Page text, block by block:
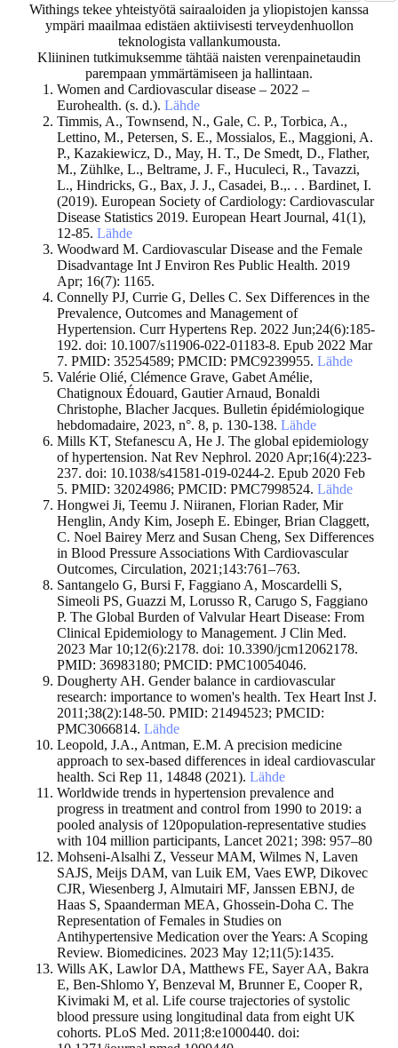
Withings tekee yhteistyötä sairaaloiden ja yliopistojen kanssa
ympäri maailmaa edistäen aktiivisesti terveydenhuollon
teknologista vallankumousta.
Kliininen tutkimuksemme tähtää naisten verenpainetaudin
parempaan ymmärtämiseen ja hallintaan.
Women and Cardiovascular disease – 2022 –
Eurohealth. (s. d.). Lähde
Timmis, A., Townsend, N., Gale, C. P., Torbica, A.,
Lettino, M., Petersen, S. E., Mossialos, E., Maggioni, A.
P., Kazakiewicz, D., May, H. T., De Smedt, D., Flather,
M., Zühlke, L., Beltrame, J. F., Huculeci, R., Tavazzi,
L., Hindricks, G., Bax, J. J., Casadei, B.,. . . Bardinet, I.
(2019). European Society of Cardiology: Cardiovascular
Disease Statistics 2019. European Heart Journal, 41(1),
12‑85. Lähde
Woodward M. Cardiovascular Disease and the Female
Disadvantage Int J Environ Res Public Health. 2019
Apr; 16(7): 1165.
Connelly PJ, Currie G, Delles C. Sex Differences in the
Prevalence, Outcomes and Management of
Hypertension. Curr Hypertens Rep. 2022 Jun;24(6):185-
192. doi: 10.1007/s11906-022-01183-8. Epub 2022 Mar
7. PMID: 35254589; PMCID: PMC9239955. Lähde
Valérie Olié, Clémence Grave, Gabet Amélie,
Chatignoux Édouard, Gautier Arnaud, Bonaldi
Christophe, Blacher Jacques. Bulletin épidémiologique
hebdomadaire, 2023, n°. 8, p. 130-138. Lähde
Mills KT, Stefanescu A, He J. The global epidemiology
of hypertension. Nat Rev Nephrol. 2020 Apr;16(4):223-
237. doi: 10.1038/s41581-019-0244-2. Epub 2020 Feb
5. PMID: 32024986; PMCID: PMC7998524. Lähde
Hongwei Ji, Teemu J. Niiranen, Florian Rader, Mir
Henglin, Andy Kim, Joseph E. Ebinger, Brian Claggett,
C. Noel Bairey Merz and Susan Cheng, Sex Differences
in Blood Pressure Associations With Cardiovascular
Outcomes, Circulation, 2021;143:761–763.
Santangelo G, Bursi F, Faggiano A, Moscardelli S,
Simeoli PS, Guazzi M, Lorusso R, Carugo S, Faggiano
P. The Global Burden of Valvular Heart Disease: From
Clinical Epidemiology to Management. J Clin Med.
2023 Mar 10;12(6):2178. doi: 10.3390/jcm12062178.
PMID: 36983180; PMCID: PMC10054046.
Dougherty AH. Gender balance in cardiovascular
research: importance to women's health. Tex Heart Inst J.
2011;38(2):148-50. PMID: 21494523; PMCID:
PMC3066814. Lähde
Leopold, J.A., Antman, E.M. A precision medicine
approach to sex-based differences in ideal cardiovascular
health. Sci Rep 11, 14848 (2021). Lähde
Worldwide trends in hypertension prevalence and
progress in treatment and control from 1990 to 2019: a
pooled analysis of 120population-representative studies
with 104 million participants, Lancet 2021; 398: 957–80
Mohseni-Alsalhi Z, Vesseur MAM, Wilmes N, Laven
SAJS, Meijs DAM, van Luik EM, Vaes EWP, Dikovec
CJR, Wiesenberg J, Almutairi MF, Janssen EBNJ, de
Haas S, Spaanderman MEA, Ghossein-Doha C. The
Representation of Females in Studies on
Antihypertensive Medication over the Years: A Scoping
Review. Biomedicines. 2023 May 12;11(5):1435.
Wills AK, Lawlor DA, Matthews FE, Sayer AA, Bakra
E, Ben-Shlomo Y, Benzeval M, Brunner E, Cooper R,
Kivimaki M, et al. Life course trajectories of systolic
blood pressure using longitudinal data from eight UK
cohorts. PLoS Med. 2011;8:e1000440. doi: